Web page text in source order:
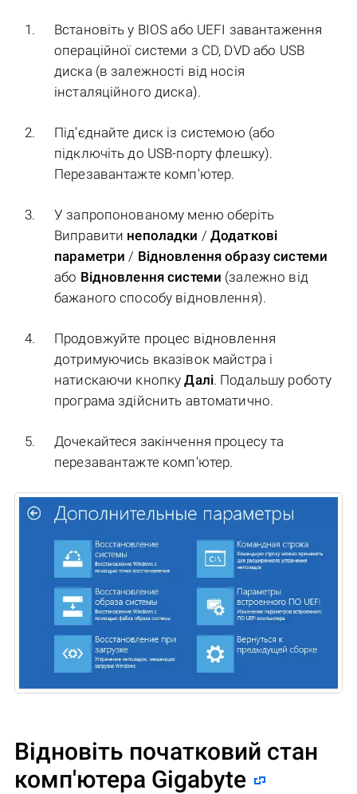
Встановіть у BIOS або UEFI завантаження
операційної системи з CD, DVD або USB
диска (в залежності від носія
інсталяційного диска).
Під’єднайте диск із системою (або
підключіть до USB-порту флешку).
Перезавантажте комп'ютер.
У запропонованому меню оберіть
Виправити неполадки / Додаткові
параметри / Відновлення образу системи
або Відновлення системи (залежно від
бажаного способу відновлення).
Продовжуйте процес відновлення
дотримуючись вказівок майстра і
натискаючи кнопкуДалі. Подальшу роботу
програма здійснить автоматично.
Дочекайтеся закінчення процесу та
перезавантажте комп'ютер.
Відновіть початковий стан
комп'ютера Gigabyte